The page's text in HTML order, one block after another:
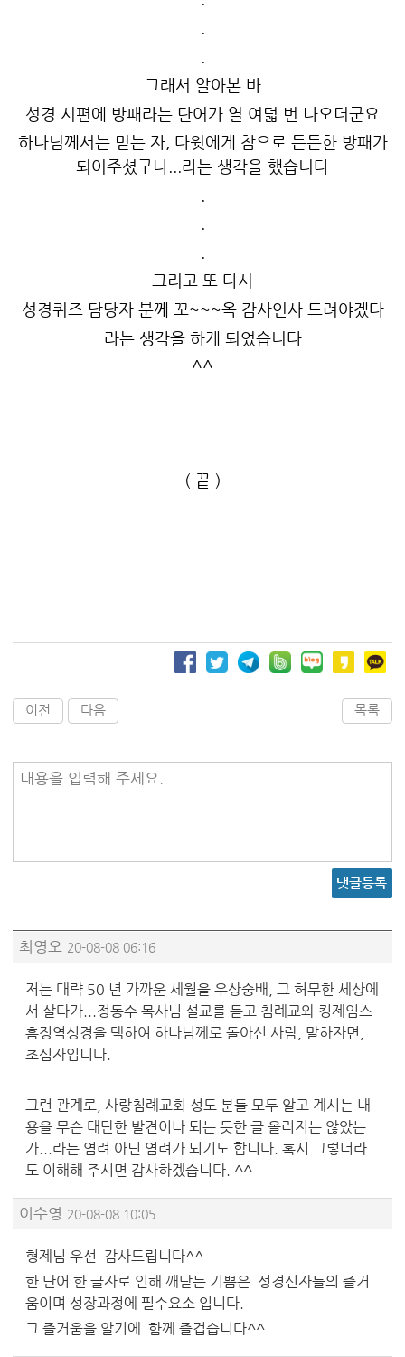
그래서 알아본 바
성경 시편에 방패라는 단어가 열 여덟 번 나오더군요
하나님께서는 믿는 자, 다윗에게 참으로 든든한 방패가
되어주셨구나...라는 생각을 했습니다
.
그리고 또 다시
성경퀴즈 담당자 분께 꼬~~~옥 감사인사 드려야겠다
라는 생각을 하게 되었습니다
^^
( 끝 )
이전 다음 목록
내용을 입력해 주세요.
댓글등록
최영오 20-08-08 06:16
저는 대략 50 년 가까운 세월을 우상숭배, 그 허무한 세상에
서 살다가...정동수 목사님 설교를 듣고 침례교와 킹제임스
흠정역성경을 택하여 하나님께로 돌아선 사람, 말하자면,
초심자입니다.
그런 관계로, 사랑침례교회 성도 분들 모두 알고 계시는 내
용을 무슨 대단한 발견이나 되는 듯한 글 올리지는 않았는
가...라는 염려 아닌 염려가 되기도 합니다. 혹시 그렇더라
도 이해해 주시면 감사하겠습니다. ^^
이수영 20-08-08 10:05
형제님 우선 감사드립니다^^
한 단어 한 글자로 인해 깨닫는 기쁨은 성경신자들의 즐거
움이며 성장과정에 필수요소 입니다.
그 즐거움을 알기에 함께 즐겁습니다^^